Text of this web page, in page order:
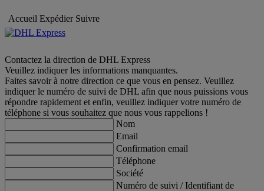
Accueil Expédier Suivre
Contactez la direction de DHL Express
Veuillez indiquer les informations manquantes.
Faites savoir à notre direction ce que vous en pensez. Veuillez
indiquer le numéro de suivi de DHL afin que nous puissions vous
répondre rapidement et enfin, veuillez indiquer votre numéro de
téléphone si vous souhaitez que nous vous rappelions !
Nom
Email
Confirmation email
Téléphone
Société
Numéro de suivi / Identifiant de